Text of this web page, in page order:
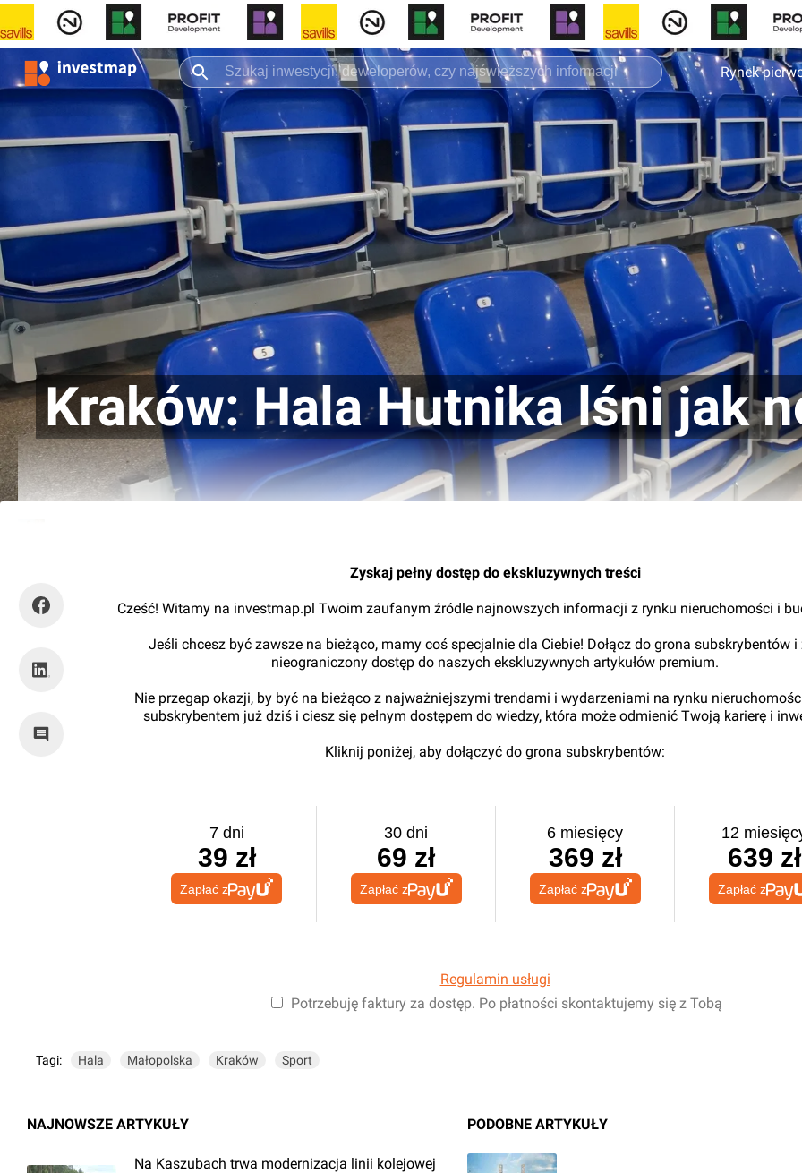
Rynek
Kraków: Hala Hutnika lśni jak
Zyskaj pełny dostęp do ekskluzywnych treści
Cześć! Witamy na investmap.pl Twoim zaufanym źródle najnowszych informacji z rynku nieruchomości i
Jeśli chcesz być zawsze na bieżąco, mamy coś specjalnie dla Ciebie! Dołącz do grona subskrybentów i
nieograniczony dostęp do naszych ekskluzywnych artykułów premium.
Nie przegap okazji, by być na bieżąco z najważniejszymi trendami i wydarzeniami na rynku
subskrybentem już dziś i ciesz się pełnym dostępem do wiedzy, która może odmienić Twoją karierę i
Kliknij poniżej, aby dołączyć do grona subskrybentów:
7 dni
39 zł
Zapłać z
30 dni
69 zł
Zapłać z
6 miesięcy
369 zł
Zapłać z
12
639 zł
Zapłać z
Regulamin usługi
Potrzebuję faktury za dostęp. Po płatności skontaktujemy się z Tobą
Tagi: Hala Małopolska Kraków Sport
NAJNOWSZE ARTYKUŁY
Na Kaszubach trwa modernizacja linii kolejowej
PODOBNE ARTYKUŁY